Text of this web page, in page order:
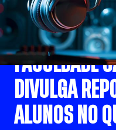
FACULDADE
DIVULGA
ALUNOS NO